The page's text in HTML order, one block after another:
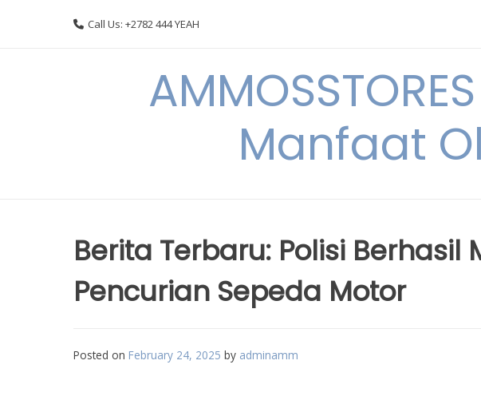
Call Us: +2782 444 YEAH
Manfaat
Berita Terbaru: Polisi Berhasil
Pencurian Sepeda Motor
Posted on February 24, 2025 by adminamm